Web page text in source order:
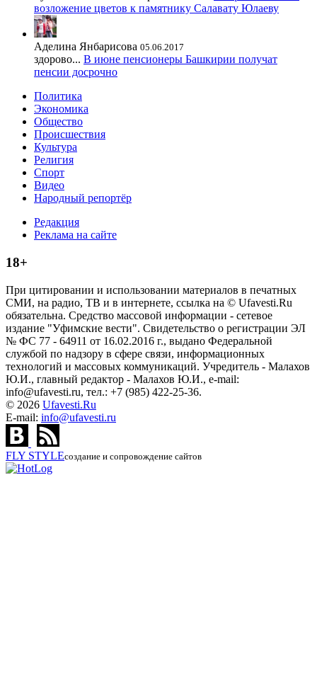
возложение цветов к памятнику Салавату Юлаеву
Аделина Янбарисова 05.06.2017
здорово... В июне пенсионеры Башкирии получат
пенсии досрочно
Политика
Экономика
Общество
Происшествия
Культура
Религия
Спорт
Видео
Народный репортёр
Редакция
Реклама на сайте
18+
При цитировании и использовании материалов в печатных
СМИ, на радио, ТВ и в интернете, ссылка на © Ufavesti.Ru
обязательна. Средство массовой информации - сетевое
издание "Уфимские вести". Свидетельство о регистрации ЭЛ
№ ФС 77 - 64911 от 16.02.2016 г., выдано Федеральной
службой по надзору в сфере связи, информационных
технологий и массовых коммуникаций. Учредитель - Малахов
Ю.И., главный редактор - Малахов Ю.И., e-mail:
info@ufavesti.ru, тел.: +7 (985) 422-25-36.
© 2026 Ufavesti.Ru
E-mail: info@ufavesti.ru
FLY STYLEсоздание и сопровождение сайтов